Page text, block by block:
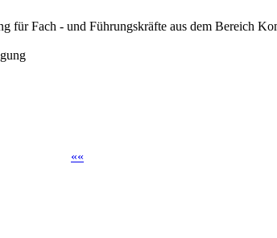
für Fach - und Führungskräfte aus dem Bereich
««